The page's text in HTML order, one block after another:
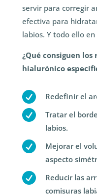
servir para corregir
efectiva para
labios. Y todo ello
¿Qué consiguen
hialurónico
 Redefinir el

Tratar el
labios.

Mejorar el
aspecto

Reducir las
comisuras